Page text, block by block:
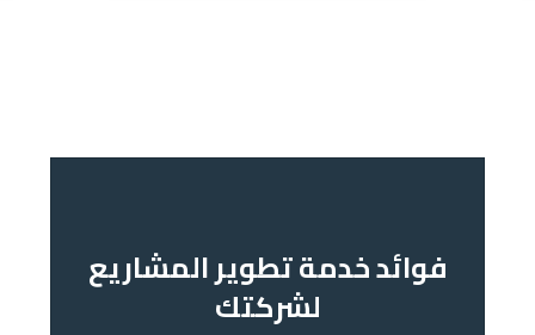
ﻓﻮاﺋﺪ ﺧﺪﻣﺔ ﺗﻄﻮﻳﺮ اﻟﻤﺸﺎرﻳﻊ
ﻟﺸﺮﻛﺘﻚ